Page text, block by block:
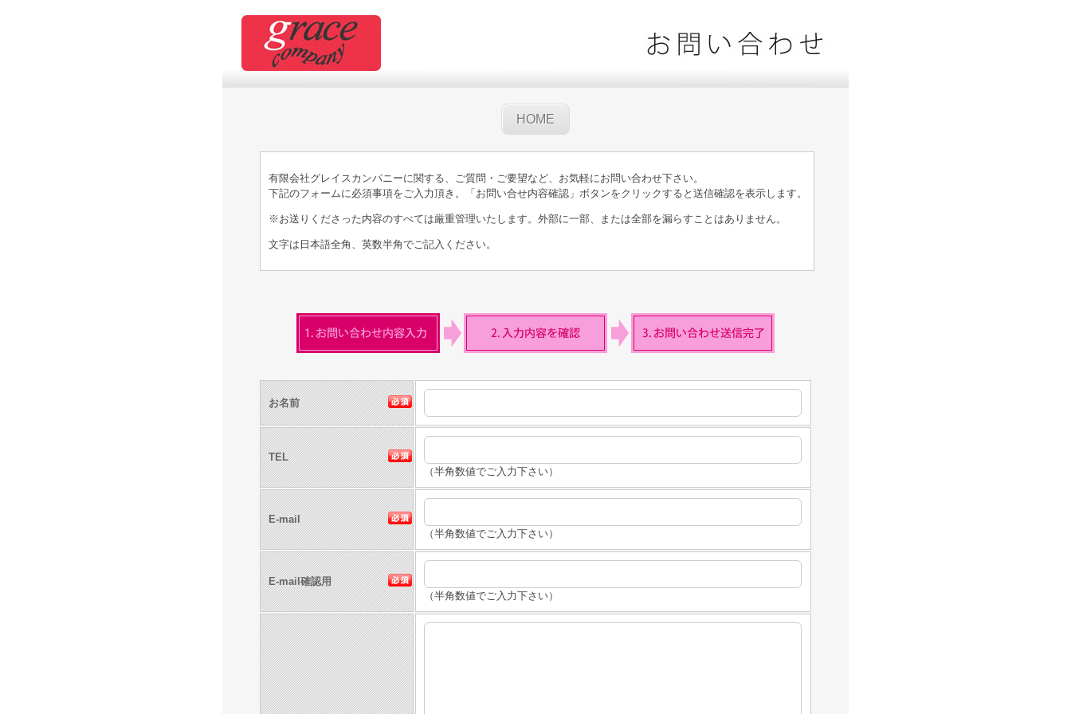
HOME
有限会社グレイスカンパニーに関する、ご質問・ご要望など、お気軽にお問い合わせ下さい。
下記のフォームに必須事項をご入力頂き。「お問い合せ内容確認」ボタンをクリックすると送信確認を表示します。
※お送りくださった内容のすべては厳重管理いたします。外部に一部、または全部を漏らすことはありません。
文字は日本語全角、英数半角でご記入ください。
お名前
TEL
（半角数値でご入力下さい）
E-mail
（半角数値でご入力下さい）
E-mail確認用
（半角数値でご入力下さい）